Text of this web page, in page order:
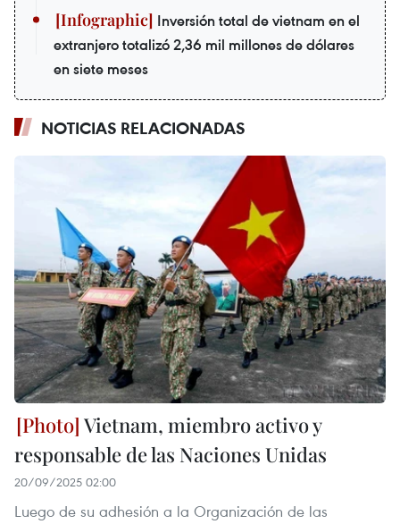
Inversión total de vietnam en el
extranjero totalizó 2,36 mil millones de dólares
en siete meses
NOTICIAS RELACIONADAS
Vietnam, miembro activo y
responsable de las Naciones Unidas
20/09/2025 02:00
Luego de su adhesión a la Organización de las